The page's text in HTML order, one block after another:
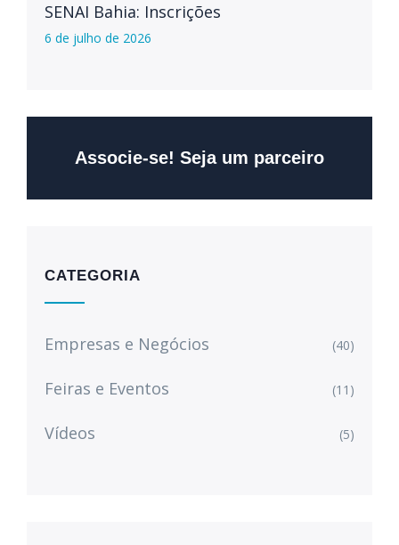
SENAI Bahia: Inscrições
6 de julho de 2026
Associe-se! Seja um parceiro
CATEGORIA
Empresas e Negócios (40)
Feiras e Eventos (11)
Vídeos (5)